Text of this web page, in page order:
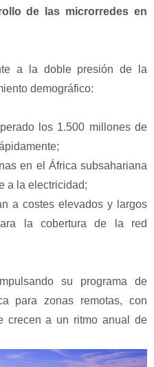
de las microrredes en
a la doble presión de la
demográfico:
los 1.500 millones de
en el África subsahariana
a la electricidad;
a costes elevados y largos
la cobertura de la red
su programa de
para zonas remotas, con
crecen a un ritmo anual de